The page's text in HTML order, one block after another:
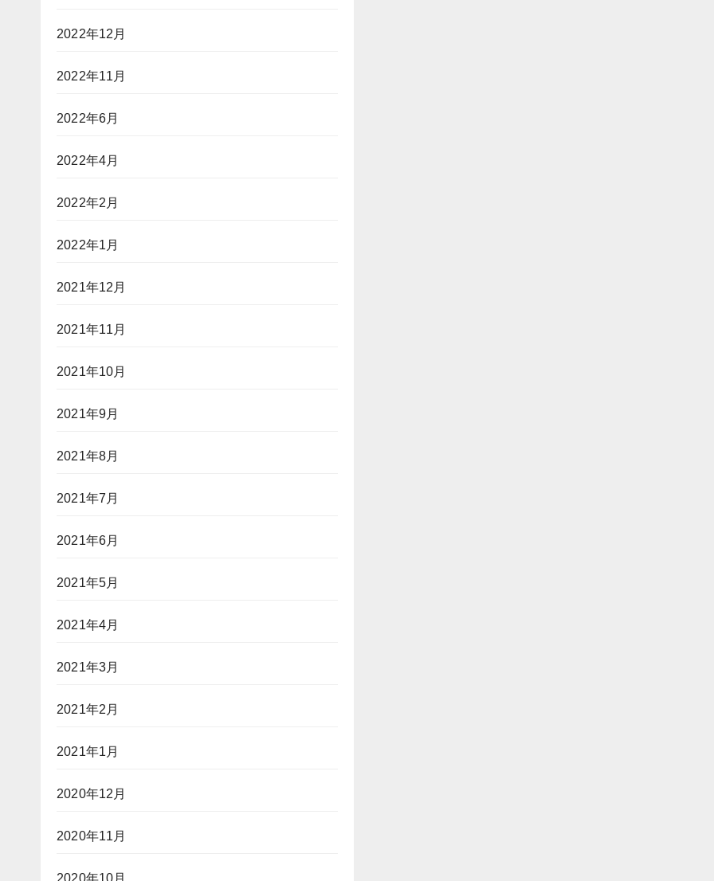
2022年12月
2022年11月
2022年6月
2022年4月
2022年2月
2022年1月
2021年12月
2021年11月
2021年10月
2021年9月
2021年8月
2021年7月
2021年6月
2021年5月
2021年4月
2021年3月
2021年2月
2021年1月
2020年12月
2020年11月